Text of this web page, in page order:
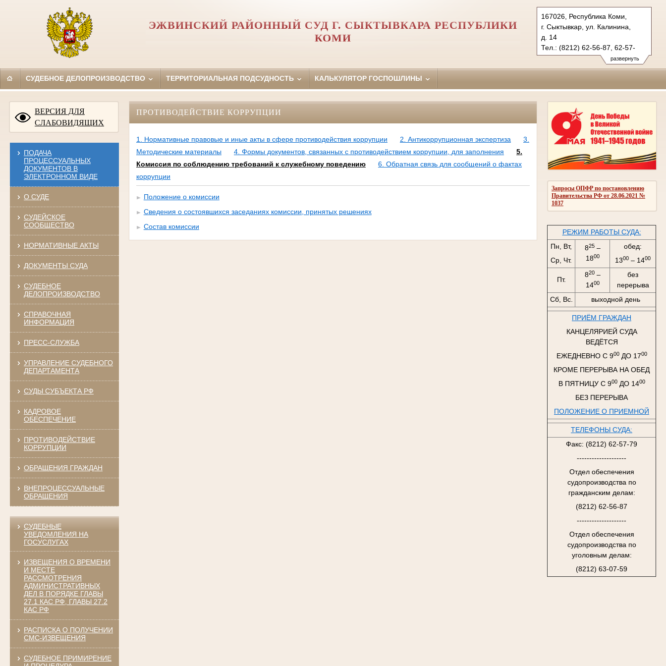
развернуть
167026, Республика Коми,
г. Сыктывкар, ул. Калинина,
д. 14
Тел.: (8212) 62-56-87, 62-57-
79 (ф.)
ejvasud.komi@sudrf.ru
показать на карте
ЭЖВИНСКИЙ РАЙОННЫЙ СУД Г. СЫКТЫВКАРА РЕСПУБЛИКИ
КОМИ
СУДЕБНОЕ ДЕЛОПРОИЗВОДСТВО ТЕРРИТОРИАЛЬНАЯ ПОДСУДНОСТЬ КАЛЬКУЛЯТОР ГОСПОШЛИНЫ
ВЕРСИЯ ДЛЯ
СЛАБОВИДЯЩИХ
ПОДАЧА
ПРОЦЕССУАЛЬНЫХ
ДОКУМЕНТОВ В
ЭЛЕКТРОННОМ ВИДЕ
О СУДЕ
СУДЕЙСКОЕ
СООБЩЕСТВО
НОРМАТИВНЫЕ АКТЫ
ДОКУМЕНТЫ СУДА
СУДЕБНОЕ
ДЕЛОПРОИЗВОДСТВО
СПРАВОЧНАЯ
ИНФОРМАЦИЯ
ПРЕСС-СЛУЖБА
УПРАВЛЕНИЕ СУДЕБНОГО
ДЕПАРТАМЕНТА
СУДЫ СУБЪЕКТА РФ
КАДРОВОЕ
ОБЕСПЕЧЕНИЕ
ПРОТИВОДЕЙСТВИЕ
КОРРУПЦИИ
ОБРАЩЕНИЯ ГРАЖДАН
ВНЕПРОЦЕССУАЛЬНЫЕ
ОБРАЩЕНИЯ
СУДЕБНЫЕ
УВЕДОМЛЕНИЯ НА
ГОСУСЛУГАХ
ИЗВЕЩЕНИЯ О ВРЕМЕНИ
И МЕСТЕ
РАССМОТРЕНИЯ
АДМИНИСТРАТИВНЫХ
ДЕЛ В ПОРЯДКЕ ГЛАВЫ
27.1 КАС РФ, ГЛАВЫ 27.2
КАС РФ
РАСПИСКА О ПОЛУЧЕНИИ
СМС-ИЗВЕЩЕНИЯ
СУДЕБНОЕ ПРИМИРЕНИЕ
Запросы ОПФР по постановлению
Правительства РФ от 28.06.2021 №
1037
РЕЖИМ РАБОТЫ СУДА:
Пн, Вт,
Ср, Чт.
825–
1800
обед:
1300 – 1400
Пт.
820–
1400
без
перерыва
Сб, Вс.
выходной день
ПРИЁМ ГРАЖДАН
КАНЦЕЛЯРИЕЙ СУДА
ВЕДЁТСЯ
ЕЖЕДНЕВНО С 900ДО 1700
КРОМЕ ПЕРЕРЫВА НА ОБЕД
В ПЯТНИЦУ С 900ДО 1400
БЕЗ ПЕРЕРЫВА
ПОЛОЖЕНИЕ О ПРИЕМНОЙ
ТЕЛЕФОНЫ СУДА:
Факс: (8212) 62-57-79
--------------------
Отдел обеспечения
судопроизводства по
гражданским делам:
(8212) 62-56-87
--------------------
Отдел обеспечения
судопроизводства по
уголовным делам:
(8212) 63-07-59
ПРОТИВОДЕЙСТВИЕ КОРРУПЦИИ
1. Нормативные правовые и иные акты в сфере противодействия коррупции 2. Антикоррупционная экспертиза
3.
Методические материалы
4. Формы документов, связанных с противодействием коррупции, для заполнения
5.
Комиссия по соблюдению требований к служебному поведению
6. Обратная связь для сообщений о фактах
коррупции
Положение о комиссии
Сведения о состоявшихся заседаниях комиссии, принятых решениях
Состав комиссии